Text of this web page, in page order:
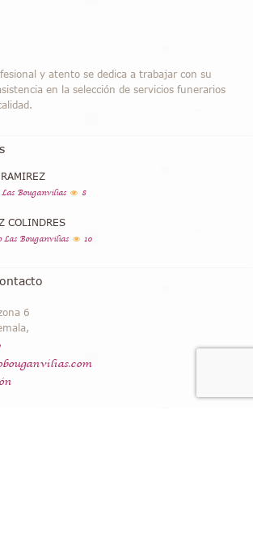
y atento se dedica a trabajar con su
en la selección de servicios funerarios
Las Bouganvilias 8
COLINDRES
Las Bouganvilias 10
6